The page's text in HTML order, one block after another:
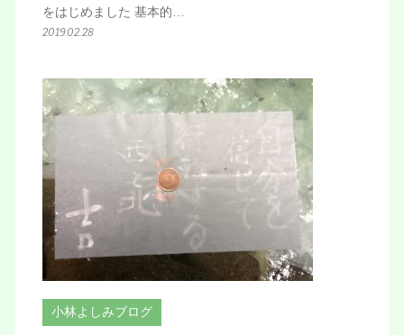
をはじめました 基本的…
2019.02.28
小林よしみブログ